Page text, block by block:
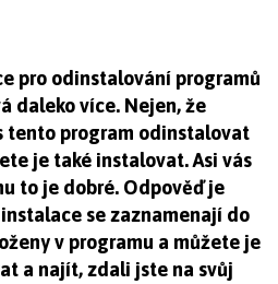
pro odinstalování programů
daleko více. Nejen, že
tento program odinstalovat
je také instalovat. Asi vás
to je dobré. Odpověď je
se zaznamenají do
v programu a můžete je
a najít, zdali jste na svůj